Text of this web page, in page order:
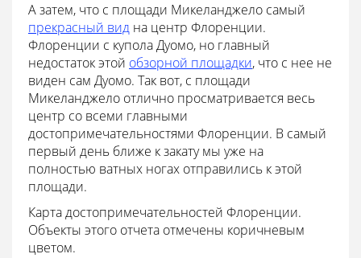
А затем, что с площади Микеланджело самый
прекрасный вид на центр Флоренции.
Флоренции с купола Дуомо, но главный
недостаток этой обзорной площадки, что с нее не
виден сам Дуомо. Так вот, с площади
Микеланджело отлично просматривается весь
центр со всеми главными
достопримечательностями Флоренции. В самый
первый день ближе к закату мы уже на
полностью ватных ногах отправились к этой
площади.
Карта достопримечательностей Флоренции.
Объекты этого отчета отмечены коричневым
цветом.